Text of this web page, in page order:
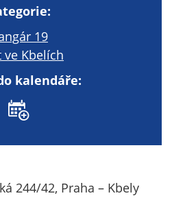
19
ve Kbelích
kalendáře:
244/42, Praha – Kbely
našem webu. Z
technické
cookies
nemohou být
Analytické